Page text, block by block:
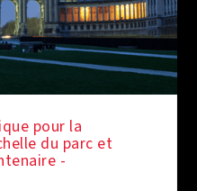
pour la
du parc et
-